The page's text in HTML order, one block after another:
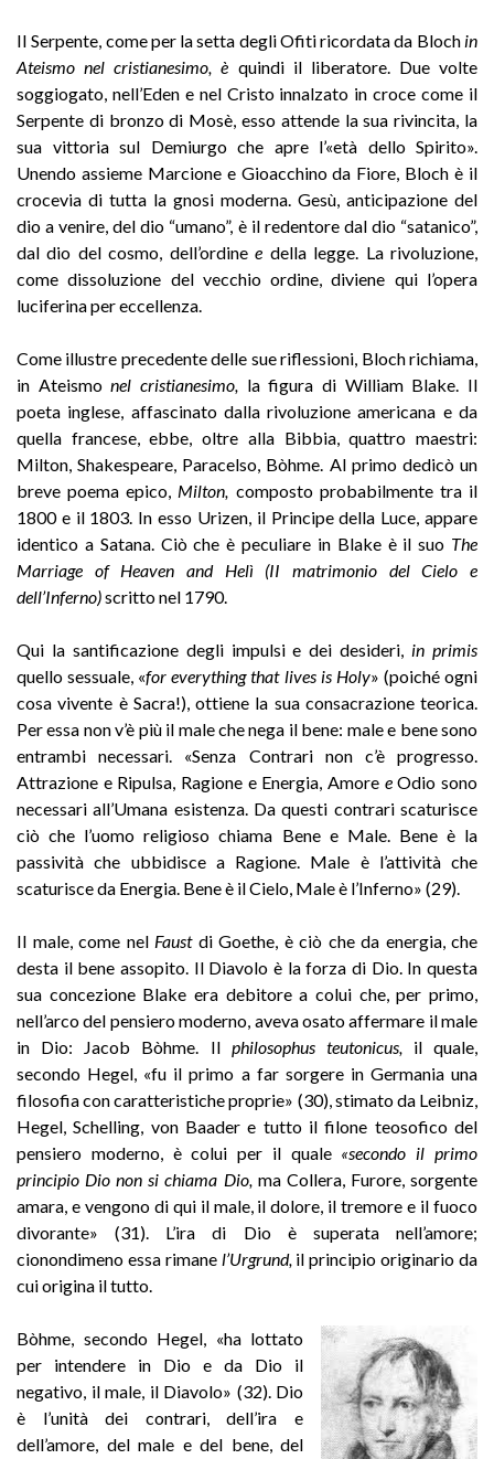
II Serpente, come per la setta degli Ofiti ricordata da Bloch in
Ateismo nel cristianesimo, è quindi il liberatore. Due volte
soggiogato, nell’Eden e nel Cristo innalzato in croce come il
Serpente di bronzo di Mosè, esso attende la sua rivincita, la
sua vittoria sul Demiurgo che apre l’«età dello Spirito».
Unendo assieme Marcione e Gioacchino da Fiore, Bloch è il
crocevia di tutta la gnosi moderna. Gesù, anticipazione del
dio a venire, del dio “umano”, è il redentore dal dio “satanico”,
dal dio del cosmo, dell’ordinee della legge. La rivoluzione,
come dissoluzione del vecchio ordine, diviene qui l’opera
luciferina per eccellenza.
Come illustre precedente delle sue riflessioni, Bloch richiama,
in Ateismonel cristianesimo, la figura di William Blake. Il
poeta inglese, affascinato dalla rivoluzione americana e da
quella francese, ebbe, oltre alla Bibbia, quattro maestri:
Milton, Shakespeare, Paracelso, Bòhme. Al primo dedicò un
breve poema epico, Milton, composto probabilmente tra il
1800 e il 1803. In esso Urizen, il Principe della Luce, appare
identico a Satana. Ciò che è peculiare in Blake è il suo The
Marriage of Heaven and Helì (II matrimonio del Cielo e
dell’Inferno)scritto nel 1790.
Qui la santificazione degli impulsi e dei desideri, in primis
quello sessuale, «for everything that lives is Holy» (poiché ogni
cosa vivente è Sacra!), ottiene la sua consacrazione teorica.
Per essa non v’è più il male che nega il bene: male e bene sono
entrambi necessari. «Senza Contrari non c’è progresso.
Attrazione e Ripulsa, Ragione e Energia, Amore eOdio sono
necessari all’Umana esistenza. Da questi contrari scaturisce
ciò che l’uomo religioso chiama Bene e Male. Bene è la
passività che ubbidisce a Ragione. Male è l’attività che
scaturisce da Energia. Bene è il Cielo, Male è l’Inferno» (29).
Il male, come nel Faust di Goethe, è ciò che da energia, che
desta il bene assopito. Il Diavolo è la forza di Dio. In questa
sua concezione Blake era debitore a colui che, per primo,
nell’arco del pensiero moderno, aveva osato affermare il male
in Dio: Jacob Bòhme. Il philosophus teutonicus, il quale,
secondo Hegel, «fu il primo a far sorgere in Germania una
filosofia con caratteristiche proprie» (30), stimato da Leibniz,
Hegel, Schelling, von Baader e tutto il filone teosofico del
pensiero moderno, è colui per il quale «secondo il primo
principio Dio nonsi chiama Dio, ma Collera, Furore, sorgente
amara, e vengono di qui il male, il dolore, il tremore e il fuoco
divorante» (31). L’ira di Dio è superata nell’amore;
cionondimeno essa rimane l’Urgrund, il principio originario da
cui origina il tutto.
Bòhme, secondo Hegel, «ha lottato
per intendere in Dio e da Dio il
negativo, il male, il Diavolo» (32). Dio
è l’unità dei contrari, dell’ira e
dell’amore, del male e del bene, del